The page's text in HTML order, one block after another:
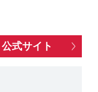
公式サイト